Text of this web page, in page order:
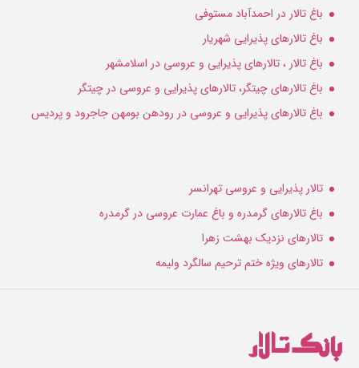
باغ تالار در احمدآباد مستوفی
باغ تالارهای پذیرایی شهریار
باغ تالار ، تالارهای پذیرایی و عروسی در اسلامشهر
باغ تالارهای چیتگر، تالارهای پذیرایی و عروسی در چیتگر
باغ تالارهای پذیرایی و عروسی در رودهن بومهن جاجرود و پردیس
تالار پذیرایی و عروسی تهرانسر
باغ تالارهای گرمدره و باغ عمارت عروسی در گرمدره
تالارهای نزدیک بهشت زهرا
تالارهای ویژه ختم ترحیم سالگرد ولیمه